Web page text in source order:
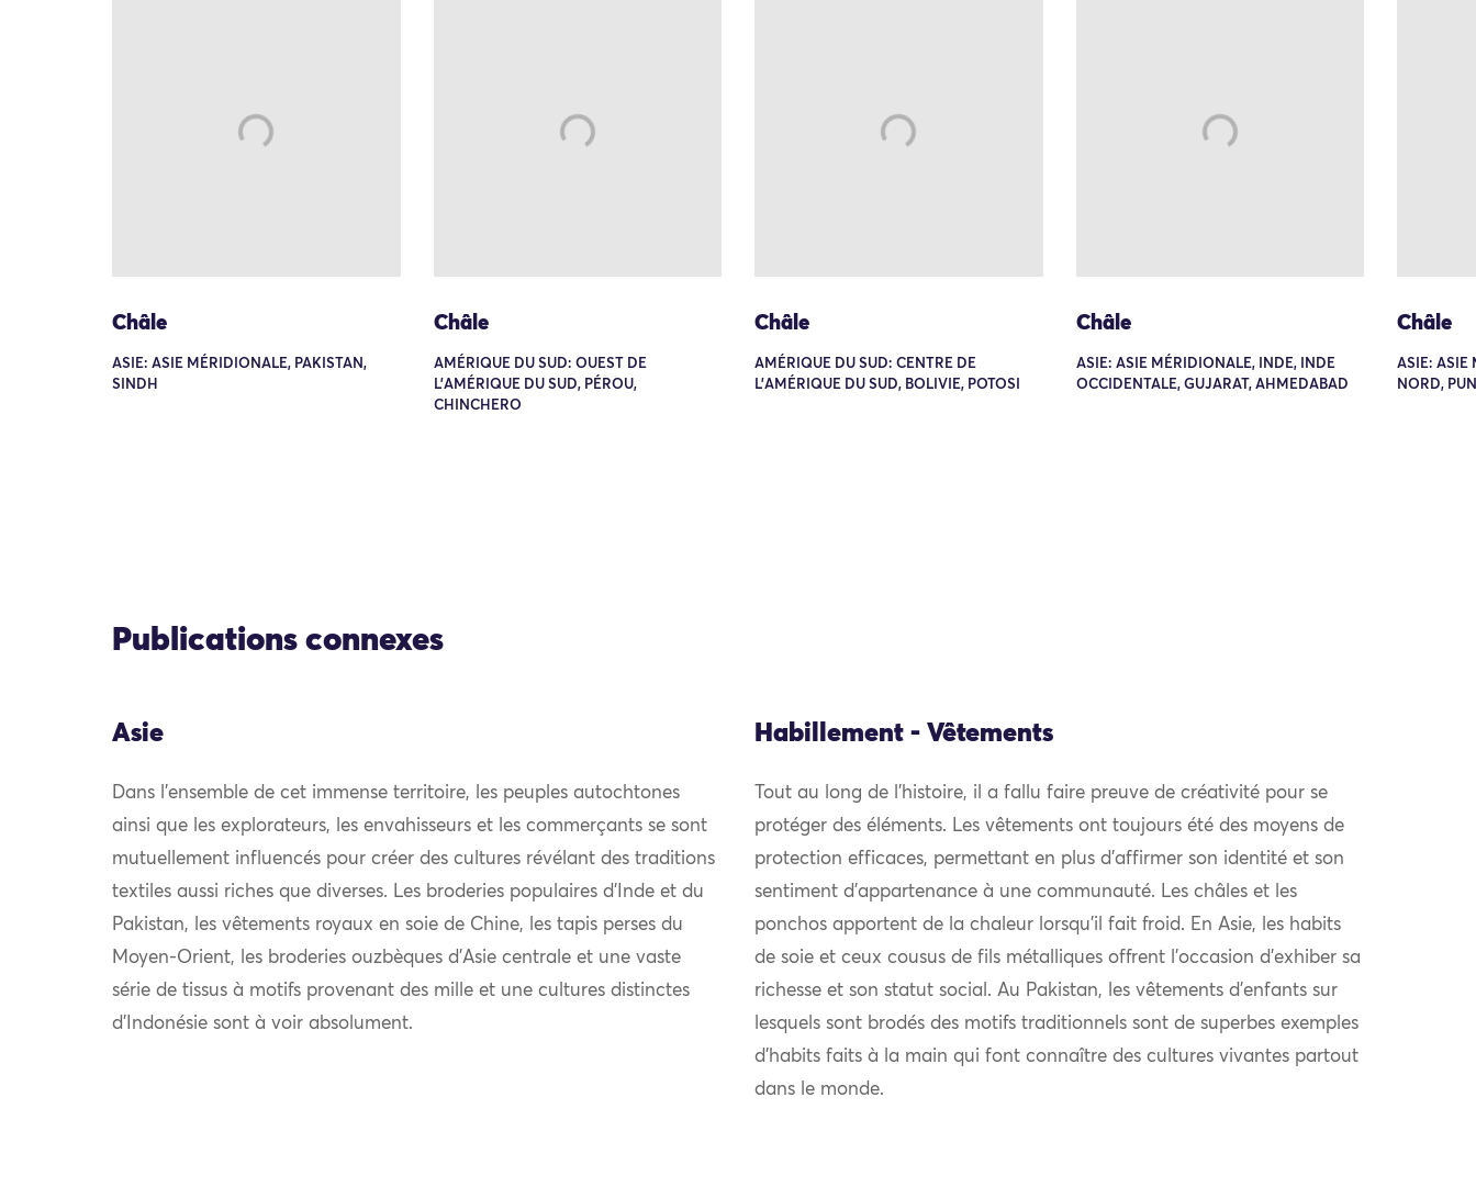
Châle
ASIE: ASIE MÉRIDIONALE, PAKISTAN,
SINDH
Châle
AMÉRIQUE DU SUD: OUEST DE
L'AMÉRIQUE DU SUD, PÉROU,
CHINCHERO
Châle
AMÉRIQUE DU SUD: CENTRE DE
L'AMÉRIQUE DU SUD, BOLIVIE, POTOSI
Châle
ASIE: ASIE MÉRIDIONALE, INDE, INDE
OCCIDENTALE, GUJARAT, AHMEDABAD
Châle
ASIE: ASIE
NORD,
Publications connexes
Asie
Dans l’ensemble de cet immense territoire, les peuples autochtones
ainsi que les explorateurs, les envahisseurs et les commerçants se sont
mutuellement influencés pour créer des cultures révélant des traditions
textiles aussi riches que diverses. Les broderies populaires d’Inde et du
Pakistan, les vêtements royaux en soie de Chine, les tapis perses du
Moyen-Orient, les broderies ouzbèques d’Asie centrale et une vaste
série de tissus à motifs provenant des mille et une cultures distinctes
d’Indonésie sont à voir absolument.
Habillement - Vêtements
Tout au long de l’histoire, il a fallu faire preuve de créativité pour se
protéger des éléments. Les vêtements ont toujours été des moyens de
protection efficaces, permettant en plus d’affirmer son identité et son
sentiment d’appartenance à une communauté. Les châles et les
ponchos apportent de la chaleur lorsqu’il fait froid. En Asie, les habits
de soie et ceux cousus de fils métalliques offrent l’occasion d’exhiber sa
richesse et son statut social. Au Pakistan, les vêtements d’enfants sur
lesquels sont brodés des motifs traditionnels sont de superbes exemples
d’habits faits à la main qui font connaître des cultures vivantes partout
dans le monde.